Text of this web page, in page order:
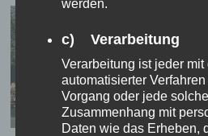
werden.
c) Verarbeitung
Verarbeitung ist jeder
automatisierter
Vorgang oder jede
Zusammenhang mit
Daten wie das Erheben,